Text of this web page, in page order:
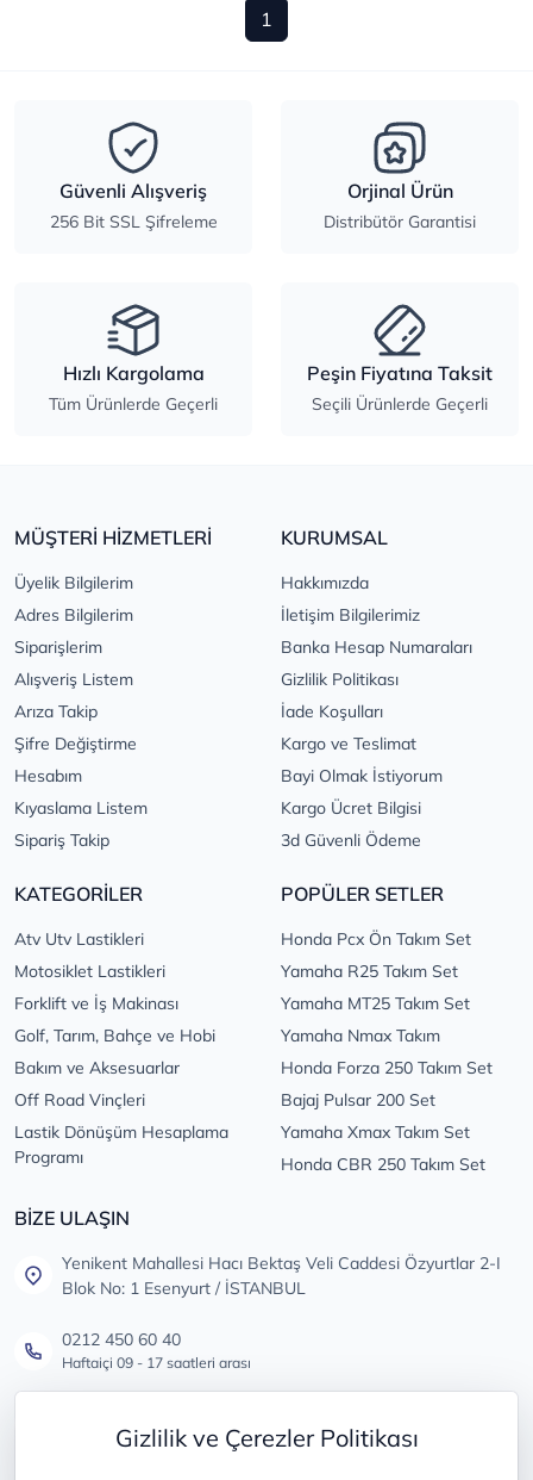
Gizlilik ve Çerezler Politikası
1
Güvenli Alışveriş
256 Bit SSL Şifreleme
Orjinal Ürün
Distribütör Garantisi
Hızlı Kargolama
Tüm Ürünlerde Geçerli
Peşin Fiyatına Taksit
Seçili Ürünlerde Geçerli
MÜŞTERİ HİZMETLERİ
Üyelik Bilgilerim
Adres Bilgilerim
Siparişlerim
Alışveriş Listem
Arıza Takip
Şifre Değiştirme
Hesabım
Kıyaslama Listem
Sipariş Takip
KURUMSAL
Hakkımızda
İletişim Bilgilerimiz
Banka Hesap Numaraları
Gizlilik Politikası
İade Koşulları
Kargo ve Teslimat
Bayi Olmak İstiyorum
Kargo Ücret Bilgisi
3d Güvenli Ödeme
KATEGORİLER
Atv Utv Lastikleri
Motosiklet Lastikleri
Forklift ve İş Makinası
Golf, Tarım, Bahçe ve Hobi
Bakım ve Aksesuarlar
Off Road Vinçleri
Lastik Dönüşüm Hesaplama
Programı
POPÜLER SETLER
Honda Pcx Ön Takım Set
Yamaha R25 Takım Set
Yamaha MT25 Takım Set
Yamaha Nmax Takım
Honda Forza 250 Takım Set
Bajaj Pulsar 200 Set
Yamaha Xmax Takım Set
Honda CBR 250 Takım Set
BİZE ULAŞIN
Yenikent Mahallesi Hacı Bektaş Veli Caddesi Özyurtlar 2-I
Blok No: 1 Esenyurt / İSTANBUL
0212 450 60 40
Haftaiçi 09 - 17 saatleri arası
Tüm öneri ve şikayetleriniz için